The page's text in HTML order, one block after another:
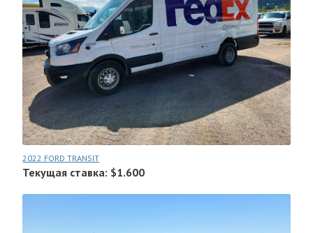
2022 FORD TRANSIT
Текущая ставка: $1.600